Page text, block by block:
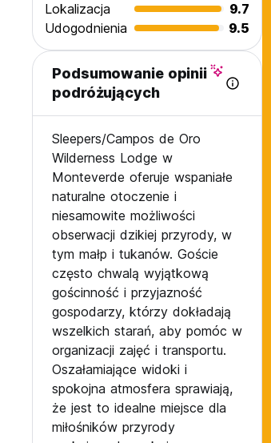
Lokalizacja
9.7
Udogodnienia
9.5
Podsumowanie opinii
podróżujących
Sleepers/Campos de Oro
Wilderness Lodge w
Monteverde oferuje wspaniałe
naturalne otoczenie i
niesamowite możliwości
obserwacji dzikiej przyrody, w
tym małp i tukanów. Goście
często chwalą wyjątkową
gościnność i przyjazność
gospodarzy, którzy dokładają
wszelkich starań, aby pomóc w
organizacji zajęć i transportu.
Oszałamiające widoki i
spokojna atmosfera sprawiają,
że jest to idealne miejsce dla
miłośników przyrody